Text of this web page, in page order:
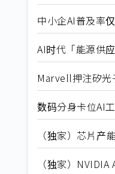
中小企AI普及率
AI时代「能源供
Marvell押注矽
数码分身卡位AI
（独家）芯片
（独家）